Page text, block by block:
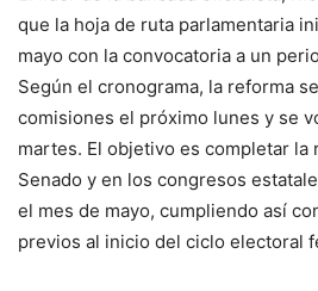
que la hoja de ruta parlamentaria
mayo con la convocatoria a un
Según el cronograma, la reforma
comisiones el próximo lunes y se
martes. El objetivo es completar la
Senado y en los congresos
el mes de mayo, cumpliendo así
previos al inicio del ciclo electoral